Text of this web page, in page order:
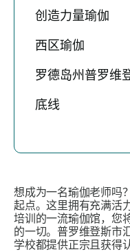
创造力量瑜伽
西区瑜伽
罗德岛州普罗维
底线
想成为一名瑜伽老师吗
起点。这里拥有充满活
培训的一流瑜伽馆，您
的一切。普罗维登斯市
学校都提供正宗且获得